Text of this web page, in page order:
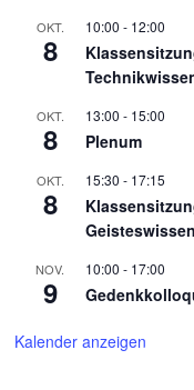
OKT.
8
10:00 - 12:00
OKT.
8
13:00 - 15:00
Plenum
OKT.
8
15:30 - 17:15
NOV.
9
10:00 - 17:00
Kalender anzeigen